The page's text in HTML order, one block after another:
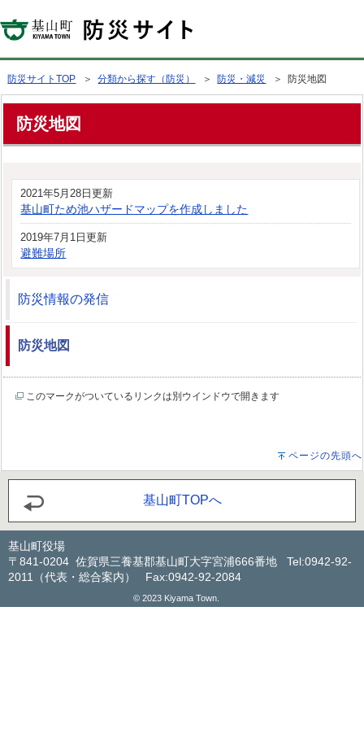
防災サイトTOP ＞分類から探す（防災） ＞ 防災・減災 ＞ 防災地図
防災地図
2021年5月28日更新
基山町ため池ハザードマップを作成しました
2019年7月1日更新
避難場所
防災情報の発信
防災地図
このマークがついているリンクは別ウインドウで開きます
ページの先頭へ
基山町TOPへ
基山町役場
〒841-0204 佐賀県三養基郡基山町大字宮浦666番地 Tel:0942-92-
2011（代表・総合案内） Fax:0942-92-2084
© 2023 Kiyama Town.